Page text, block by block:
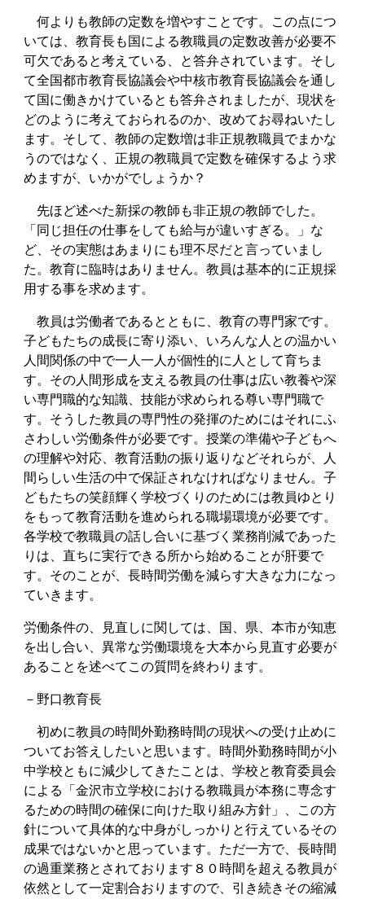
何よりも教師の定数を増やすことです。この点につ
いては、教育長も国による教職員の定数改善が必要不
可欠であると考えている、と答弁されています。そし
て全国都市教育長協議会や中核市教育長協議会を通し
て国に働きかけているとも答弁されましたが、現状を
どのように考えておられるのか、改めてお尋ねいたし
ます。そして、教師の定数増は非正規教職員でまかな
うのではなく、正規の教職員で定数を確保するよう求
めますが、いかがでしょうか？
先ほど述べた新採の教師も非正規の教師でした。
「同じ担任の仕事をしても給与が違いすぎる。」な
ど、その実態はあまりにも理不尽だと言っていまし
た。教育に臨時はありません。教員は基本的に正規採
用する事を求めます。
教員は労働者であるとともに、教育の専門家です。
子どもたちの成長に寄り添い、いろんな人との温かい
人間関係の中で一人一人が個性的に人として育ちま
す。その人間形成を支える教員の仕事は広い教養や深
い専門職的な知識、技能が求められる尊い専門職で
す。そうした教員の専門性の発揮のためにはそれにふ
さわしい労働条件が必要です。授業の準備や子どもへ
の理解や対応、教育活動の振り返りなどそれらが、人
間らしい生活の中で保証されなければなりません。子
どもたちの笑顔輝く学校づくりのためには教員ゆとり
をもって教育活動を進められる職場環境が必要です。
各学校で教職員の話し合いに基づく業務削減であった
りは、直ちに実行できる所から始めることが肝要で
す。そのことが、長時間労働を減らす大きな力になっ
ていきます。
労働条件の、見直しに関しては、国、県、本市が知恵
を出し合い、異常な労働環境を大本から見直す必要が
あることを述べてこの質問を終わります。
－野口教育長
初めに教員の時間外勤務時間の現状への受け止めに
ついてお答えしたいと思います。時間外勤務時間が小
中学校ともに減少してきたことは、学校と教育委員会
による「金沢市立学校における教職員が本務に専念す
るための時間の確保に向けた取り組み方針」、この方
針について具体的な中身がしっかりと行えているその
成果ではないかと思っています。ただ一方で、長時間
の過重業務とされております８０時間を超える教員が
依然として一定割合おりますので、引き続きその縮減